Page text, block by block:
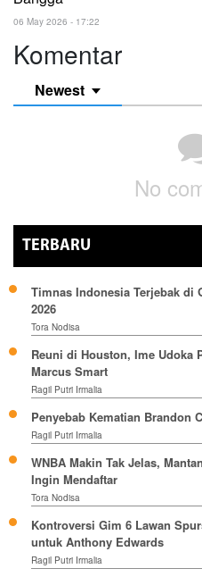
06 May 2026 - 17:22
Komentar
Newest
No
TERBARU
Timnas Indonesia Terjebak di
2026
Tora Nodisa
Reuni di Houston, Ime Udoka
Marcus Smart
Ragil Putri Irmalia
Penyebab Kematian Brandon
Ragil Putri Irmalia
WNBA Makin Tak Jelas,
Ingin Mendaftar
Tora Nodisa
Kontroversi Gim 6 Lawan
untuk Anthony Edwards
Ragil Putri Irmalia